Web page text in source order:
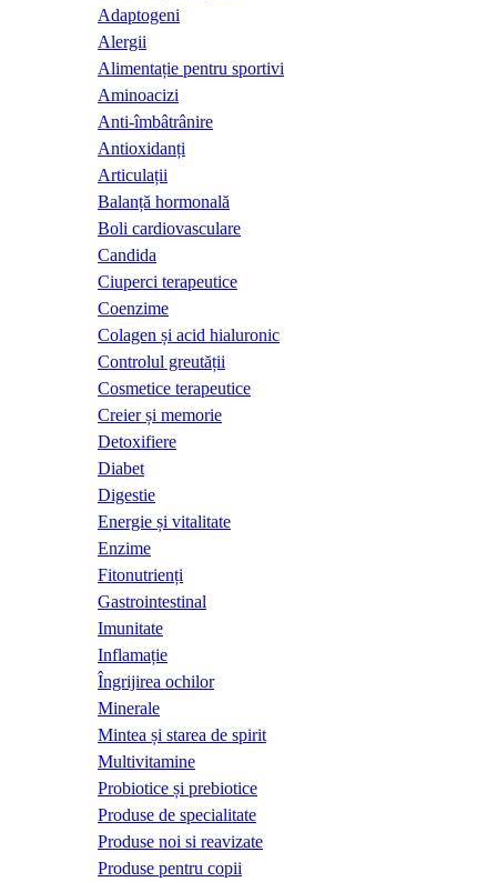
Adaptogeni
Alergii
Alimentație pentru sportivi
Aminoacizi
Anti-îmbâtrânire
Antioxidanți
Articulații
Balanță hormonală
Boli cardiovasculare
Candida
Ciuperci terapeutice
Coenzime
Colagen și acid hialuronic
Controlul greutății
Cosmetice terapeutice
Creier și memorie
Detoxifiere
Diabet
Digestie
Energie și vitalitate
Enzime
Fitonutrienți
Gastrointestinal
Imunitate
Inflamație
Îngrijirea ochilor
Minerale
Mintea și starea de spirit
Multivitamine
Probiotice și prebiotice
Produse de specialitate
Produse noi si reavizate
Produse pentru copii